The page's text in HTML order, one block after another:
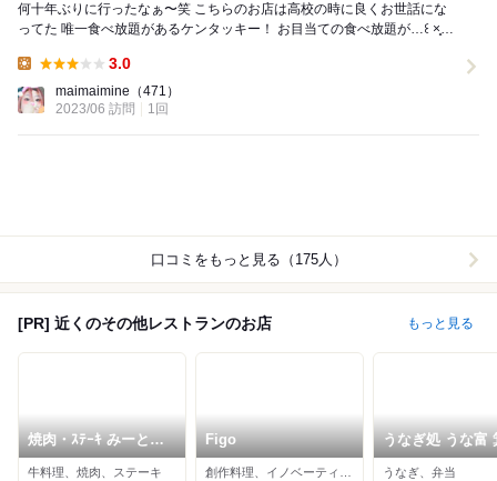
何十年ぶりに行ったなぁ〜笑 こちらのお店は高校の時に良くお世話にな
ってた 唯一食べ放題があるケンタッキー！ お目当ての食べ放題が…꒰ ×͈௰×͈̣
3.0
maimaimine （471）
2023/06 訪問
1回
口コミをもっと見る（175人）
[PR] 近くのその他レストランのお店 もっと見る
焼肉・ｽﾃｰｷ みーとが
ぁでん 箕面小野原店
牛料理、焼肉、ステーキ
Figo
うなぎ処 うな富
店
うなぎ、弁当